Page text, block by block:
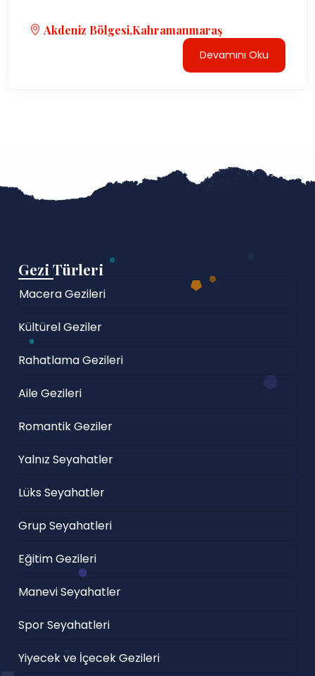
Akdeniz Bölgesi,Kahramanmaraş
Devamını Oku
Gezi Türleri
Macera Gezileri
Kültürel Geziler
Rahatlama Gezileri
Aile Gezileri
Romantik Geziler
Yalnız Seyahatler
Lüks Seyahatler
Grup Seyahatleri
Eğitim Gezileri
Manevi Seyahatler
Spor Seyahatleri
Yiyecek ve İçecek Gezileri